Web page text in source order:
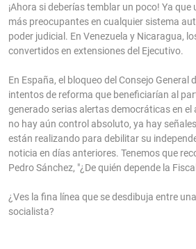
¡Ahora si deberías temblar un poco! Ya que
más preocupantes en cualquier sistema
poder judicial. En Venezuela y Nicaragua,
convertidos en extensiones del Ejecutivo.
En España, el bloqueo del Consejo General
intentos de reforma que beneficiarían al
generado serias alertas democráticas en
no hay aún control absoluto, ya hay
están realizando para debilitar su
noticia en días anteriores. Tenemos que
Pedro Sánchez, "¿De quién depende la
¿Ves la fina línea que se desdibuja entre
socialista?